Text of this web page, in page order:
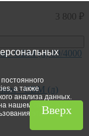
3 800 ₽
- СВМ (л) 89/4000
Вверх
Вверх
а также
анализа данных.
нашем сайте, это
этих